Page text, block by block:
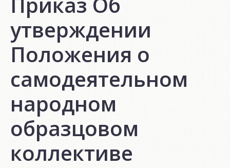
утверждении
Положения о
самодеятельном
народном
образцовом
коллективе